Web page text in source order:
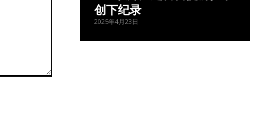
创下纪录
2025年4月23日